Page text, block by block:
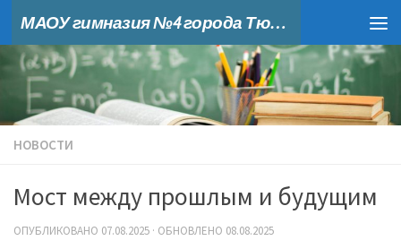
Skip to content МАОУ гимназия №4 города Тюмени
НОВОСТИ
Мост между прошлым и будущим
ОПУБЛИКОВАНО 07.08.2025 · ОБНОВЛЕНО 08.08.2025